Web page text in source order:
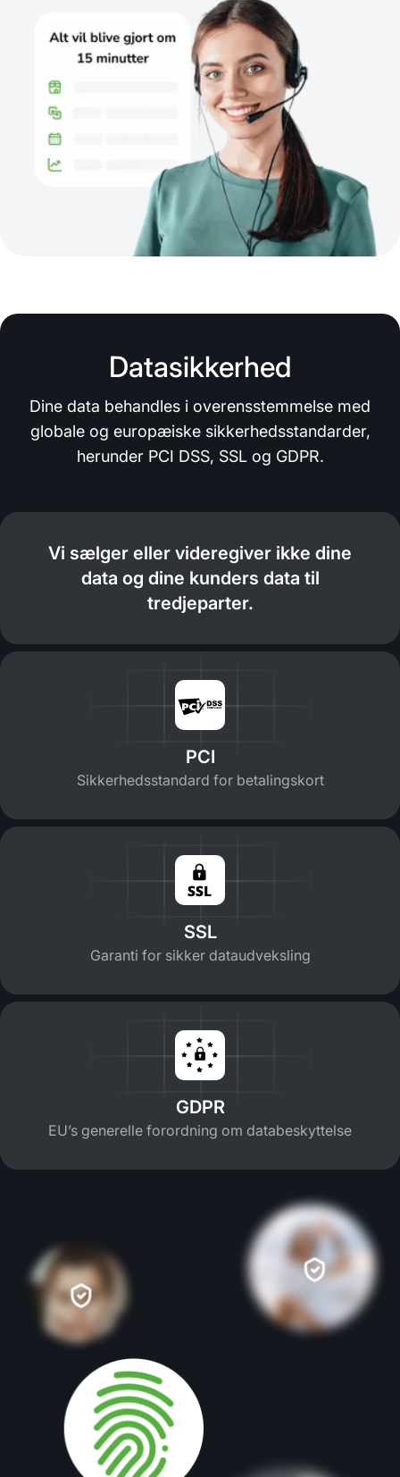
Datasikkerhed
Dine data behandles i overensstemmelse med
globale og europæiske sikkerhedsstandarder,
herunder PCI DSS, SSL og GDPR.
Vi sælger eller videregiver ikke dine
data og dine kunders data til
tredjeparter.
PCI
Sikkerhedsstandard for betalingskort
SSL
Garanti for sikker dataudveksling
GDPR
EU’s generelle forordning om databeskyttelse